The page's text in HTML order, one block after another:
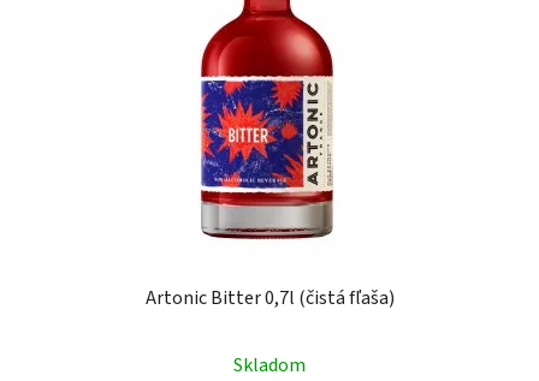
Artonic Bitter 0,7l (čistá fľaša)
Skladom